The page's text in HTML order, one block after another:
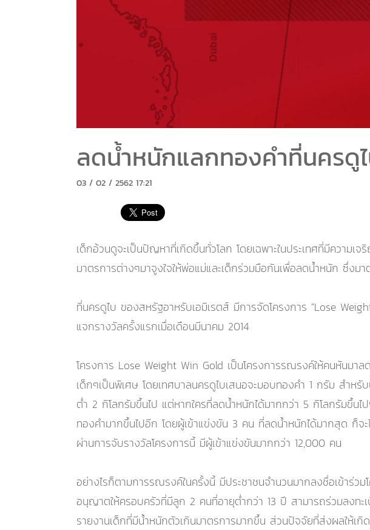
ลดน้ำหนักแลกทองคำที่นครดู
03 / 02 / 2562 17:21
เด็กอ้วนดูจะเป็นปัญหาที่เกิดขึ้นทั่วโลก โดยเฉพาะในประเทศที่มีความ
มาตรการต่างๆมาจูงใจให้พ่อแม่และเด็กร่วมมือกันเพื่อลดน้ำหนัก ซึ่งม
ที่นครดูไบ ของสหรัฐอาหรับเอมิเรตส์ มีการจัดโครงการ "Lose
แจกรางวัลครั้งแรกเมื่อเดือนมีนาคม 2014
โครงการ Lose Weight Win Gold เป็นโครงการรณรงค์ให้คนหันมาล
เด็กๆเป็นพิเศษ โดยเทศบาลนครดูไบเสนอจะมอบทองคำ 1 กรัม สำห
ต่ำ 2 กิโลกรัมขึ้นไป แต่หากใครที่ลดน้ำหนักได้มากกว่า 5 กิโลกรัมขึ้น
ทองคำมากขึ้นไปอีก โดยผู้เข้าแข่งขัน 3 คน ที่ลดน้ำหนักได้มากสุด ก็
ผ่านการจับรางวัลโครงการนี้ มีผู้เข้าแข่งขันมากกว่า 12,000 คน
อย่างไรก็ตามการรณรงค์ในครั้งนี้ มีประชาชนจำนวนมากลงชื่อเข้าร่วม
อนุญาตให้ครอบครัวที่มีลูก 2 คนที่อายุต่ำกว่า 13 ปี สามารถร่วมลงทะ
รายงานเด็กที่มีน้ำหนักตัวเกินมาตรการมากขึ้น ส่วนปัจจัยที่ส่งผลให้เ